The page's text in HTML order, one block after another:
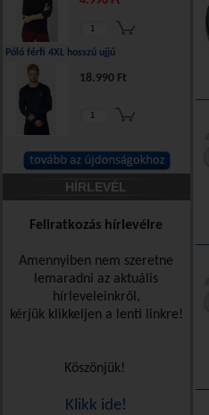
Póló férfi 4XL hosszú ujjú
18.990 Ft
HÍRLEVÉL
Feliratkozás hírlevélre
Amennyiben nem szeretne
lemaradni az aktuális
hírleveleinkről,
kérjük klikkeljen a lenti linkre!
Köszönjük!
Klikk ide!